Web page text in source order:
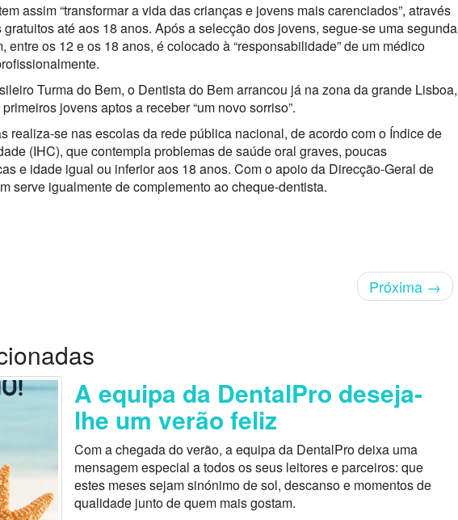
assim “transformar a vida das crianças e jovens mais carenciados”, através
até aos 18 anos. Após a selecção dos jovens, segue-se uma segunda
entre os 12 e os 18 anos, é colocado à “responsabilidade” de um médico
Turma do Bem, o Dentista do Bem arrancou já na zona da grande Lisboa,
jovens aptos a receber “um novo sorriso”.
realiza-se nas escolas da rede pública nacional, de acordo com o Índice de
(IHC), que contempla problemas de saúde oral graves, poucas
e idade igual ou inferior aos 18 anos. Com o apoio da Direcção-Geral de
serve igualmente de complemento ao cheque-dentista.
Próxima →
A equipa da DentalPro deseja-
lhe um verão feliz
Com a chegada do verão, a equipa da DentalPro deixa uma
mensagem especial a todos os seus leitores e parceiros: que
estes meses sejam sinónimo de sol, descanso e momentos de
qualidade junto de quem mais gostam.